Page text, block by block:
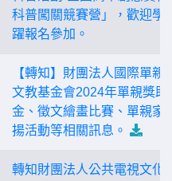
科普闖關競賽營」，歡迎學
躍報名參加。
【轉知】財團法人國際單親
文教基金會2024年單親獎助
金、徵文繪畫比賽、單親家
揚活動等相關訊息。
轉知財團法人公共電視文化